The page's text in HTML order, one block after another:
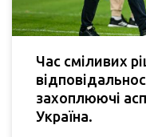
Час сміливих
захоплюючі
Україна.